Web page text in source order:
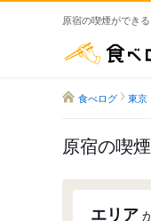
原宿の喫煙ができ
食べログ 東京
原宿の喫
エリア